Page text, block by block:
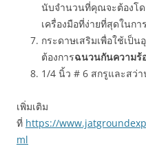
นับจำนวนที่คุณจะต้องโ
เครื่องมือที่ง่ายที่สุดในก
กระดาษเสริมเพื่อใช้เป็
ต้องการฉนวนกันความร้
1/4 นิ้ว # 6 สกรูและสว่า
เพิ่มเติม
ที่ https://
ml